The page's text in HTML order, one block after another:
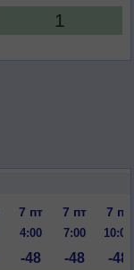
1
7 пт 7 пт 7 пт
4:00 7:00 10:00
-48 -48 -48